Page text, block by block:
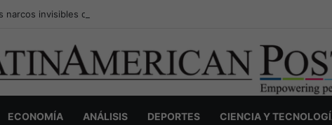
narcos invisibles de Colombia: la guerra secreta por la verdad, el poder y
ECONOMÍA ANÁLISIS DEPORTES CIENCIA Y